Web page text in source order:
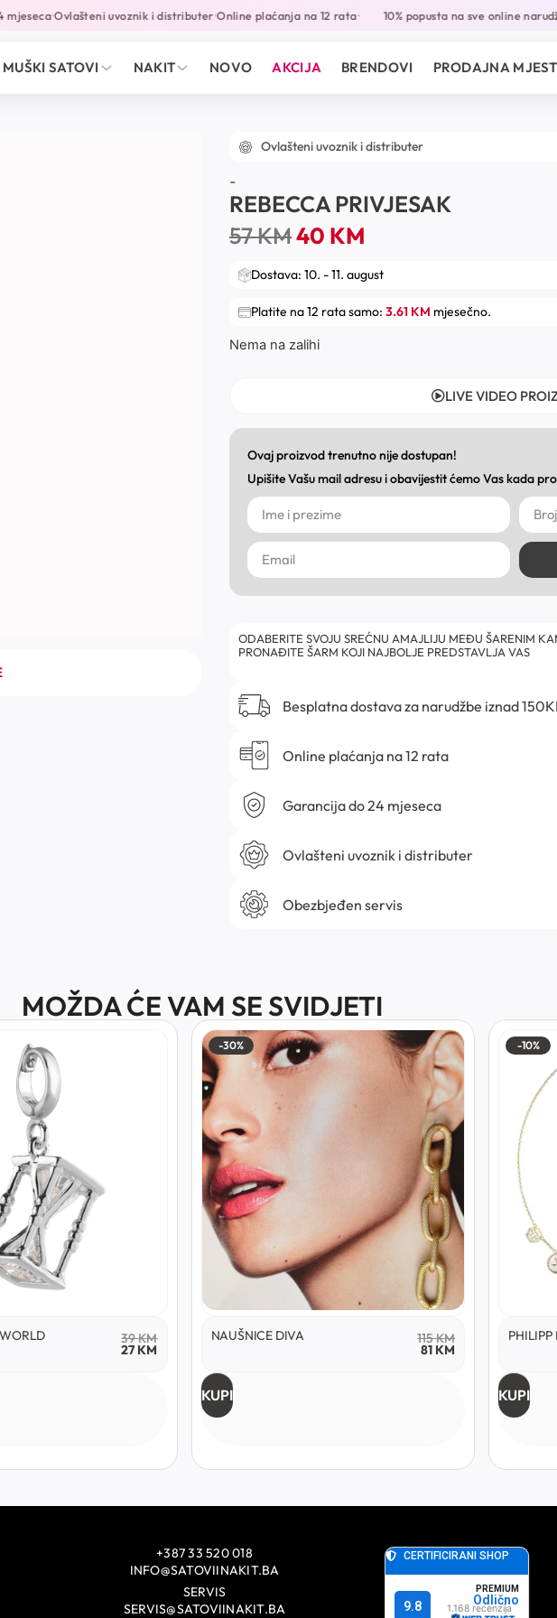
•Ovlašteni uvoznik i distributer•Online plaćanja na 12 rata• 10% popusta na sve online
MUŠKI SATOVI NAKIT NOVO AKCIJA BRENDOVI PRODAJNA
Ovlašteni uvoznik i distributer
-
REBECCA PRIVJESAK
57KM40 KM
Dostava: 10. - 11. august
Platite na 12 rata samo: 3.61 KM mjesečno.
Nema na zalihi
LIVE VIDEO
Ovaj proizvod trenutno nije dostupan!
Upišite Vašu mail adresu i obavijestit ćemo Vas kada
ODABERITE SVOJU SREĆNU AMAJLIJU MEĐU ŠARENIM
PRONAĐITE ŠARM KOJI NAJBOLJE PREDSTAVLJA VAS
Besplatna dostava za narudžbe iznad
Online plaćanja na 12 rata
Garancija do 24 mjeseca
Ovlašteni uvoznik i distributer
Obezbjeđen servis
MOŽDA ĆE VAM SE SVIDJETI
KM
KM
-30%
NAUŠNICE DIVA KM
KM
KUPI
-10%
PHILIPP
KUPI
+387 33 520 018
INFO@SATOVIINAKIT.BA
SERVIS
SERVIS@SATOVIINAKIT.BA